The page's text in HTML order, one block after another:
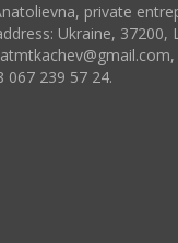
private
Ukraine, 37200,
atmtkachev@gmail.com
067 239 57 24.